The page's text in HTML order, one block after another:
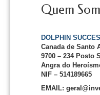
Quem
DOLPHIN
Canada de Santo
9700 – 234 Posto
Angra do
NIF – 514189665
EMAIL: